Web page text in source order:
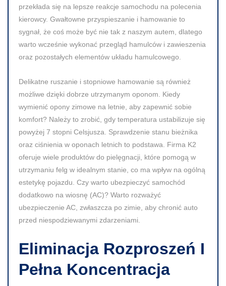
przekłada się na lepsze reakcje samochodu na polecenia
kierowcy. Gwałtowne przyspieszanie i hamowanie to
sygnał, że coś może być nie tak z naszym autem, dlatego
warto wcześnie wykonać przegląd hamulców i zawieszenia
oraz pozostałych elementów układu hamulcowego.
Delikatne ruszanie i stopniowe hamowanie są również
możliwe dzięki dobrze utrzymanym oponom. Kiedy
wymienić opony zimowe na letnie, aby zapewnić sobie
komfort? Należy to zrobić, gdy temperatura ustabilizuje się
powyżej 7 stopni Celsjusza. Sprawdzenie stanu bieżnika
oraz ciśnienia w oponach letnich to podstawa. Firma K2
oferuje wiele produktów do pielęgnacji, które pomogą w
utrzymaniu felg w idealnym stanie, co ma wpływ na ogólną
estetykę pojazdu. Czy warto ubezpieczyć samochód
dodatkowo na wiosnę (AC)? Warto rozważyć
ubezpieczenie AC, zwłaszcza po zimie, aby chronić auto
przed niespodziewanymi zdarzeniami.
Eliminacja Rozproszeń I
Pełna Koncentracja